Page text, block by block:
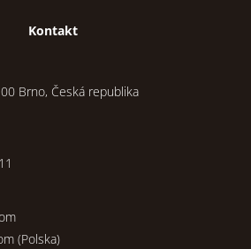
Kontakt
Brno, Česká republika
(Polska)